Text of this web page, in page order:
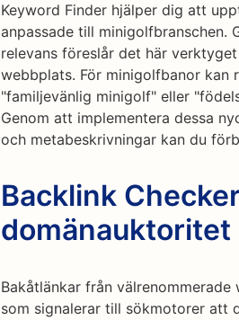
Keyword Finder hjälper dig att
anpassade till minigolfbranschen.
relevans föreslår det här
webbplats. För minigolfbanor kan
"familjevänlig minigolf" eller
Genom att implementera dessa
och metabeskrivningar kan du
Backlink
domänauktoritet
Bakåtlänkar från
som signalerar till sökmotorer att